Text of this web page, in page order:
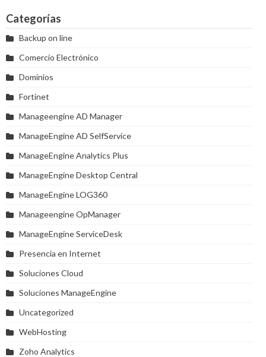
Categorías
Backup on line
Comercio Electrónico
Dominios
Fortinet
Manageengine AD Manager
ManageEngine AD SelfService
ManageEngine Analytics Plus
ManageEngine Desktop Central
ManageEngine LOG360
Manageengine OpManager
ManageEngine ServiceDesk
Presencia en Internet
Soluciones Cloud
Soluciones ManageEngine
Uncategorized
WebHosting
Zoho Analytics